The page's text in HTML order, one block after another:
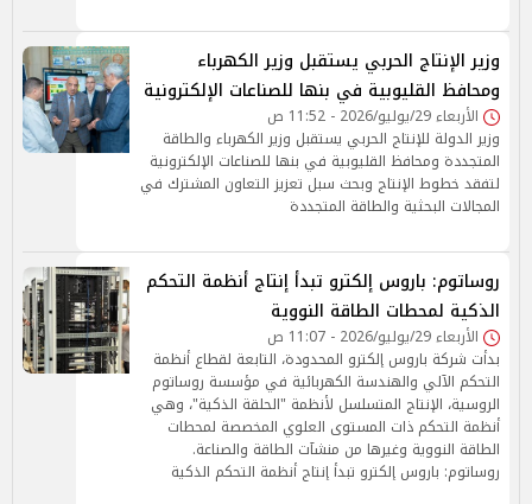
وزير الإنتاج الحربي يستقبل وزير الكهرباء
ومحافظ القليوبية في بنها للصناعات الإلكترونية
الأربعاء 29/يوليو/2026 - 11:52 ص
وزير الدولة للإنتاج الحربي يستقبل وزير الكهرباء والطاقة
المتجددة ومحافظ القليوبية في بنها للصناعات الإلكترونية
لتفقد خطوط الإنتاج وبحث سبل تعزيز التعاون المشترك في
المجالات البحثية والطاقة المتجددة
روساتوم: باروس إلكترو تبدأ إنتاج أنظمة التحكم
الذكية لمحطات الطاقة النووية
الأربعاء 29/يوليو/2026 - 11:07 ص
بدأت شركة باروس إلكترو المحدودة، التابعة لقطاع أنظمة
التحكم الآلي والهندسة الكهربائية في مؤسسة روساتوم
الروسية، الإنتاج المتسلسل لأنظمة "الحلقة الذكية"، وهي
أنظمة التحكم ذات المستوى العلوي المخصصة لمحطات
الطاقة النووية وغيرها من منشآت الطاقة والصناعة.
روساتوم: باروس إلكترو تبدأ إنتاج أنظمة التحكم الذكية